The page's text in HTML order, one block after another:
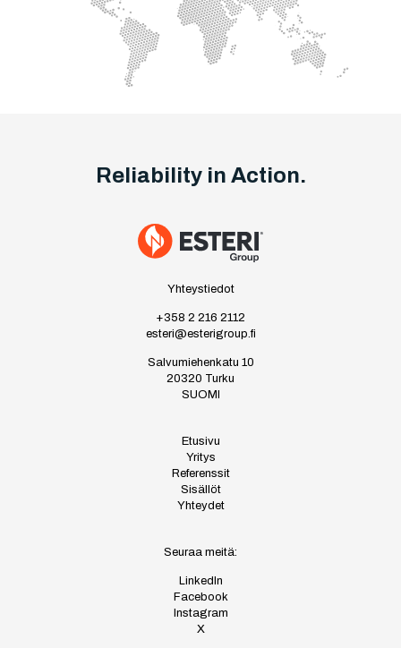
Reliability in Action.
Yhteystiedot
+358 2 216 2112
esteri@esterigroup.fi
Salvumiehenkatu 10
20320 Turku
SUOMI
Etusivu
Yritys
Referenssit
Sisällöt
Yhteydet
Seuraa meitä:
LinkedIn
Facebook
Instagram
X